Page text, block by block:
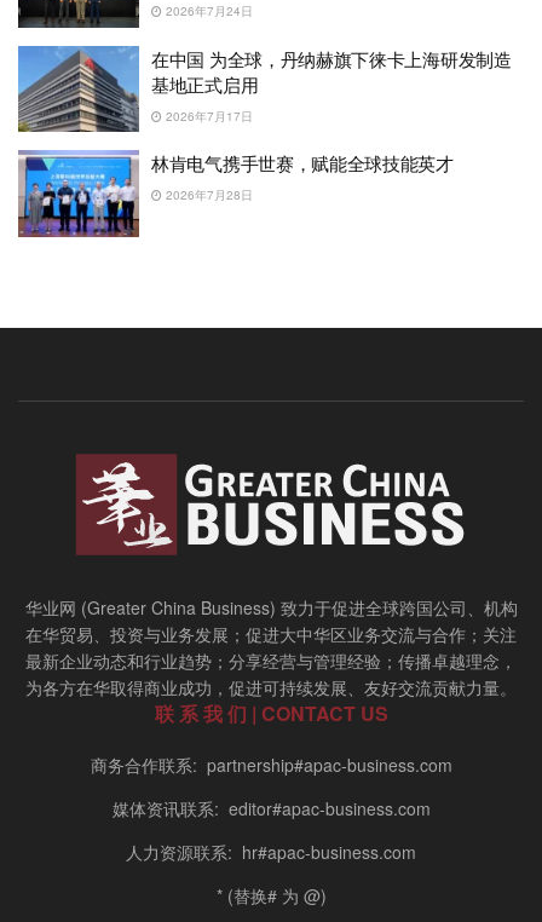
2026年7月24日
在中国 为全球，丹纳赫旗下徕卡上海研发制造
基地正式启用
2026年7月17日
林肯电气携手世赛，赋能全球技能英才
2026年7月28日
华业网 (Greater China Business) 致力于促进全球跨国公司、机构
在华贸易、投资与业务发展；促进大中华区业务交流与合作；关注
最新企业动态和行业趋势；分享经营与管理经验；传播卓越理念，
为各方在华取得商业成功，促进可持续发展、友好交流贡献力量。
联 系 我 们 | CONTACT US
商务合作联系: partnership#apac-business.com
媒体资讯联系: editor#apac-business.com
人力资源联系: hr#apac-business.com
* (替换# 为 @)